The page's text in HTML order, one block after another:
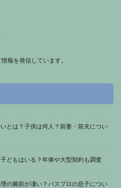
報を発信しています。
とは？子供は何人？前妻・前夫につい
どもはいる？年俸や大型契約も調査
の腕前が凄い？バスプロの息子につい